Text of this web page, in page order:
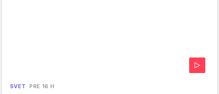
SVET PRE 16 H